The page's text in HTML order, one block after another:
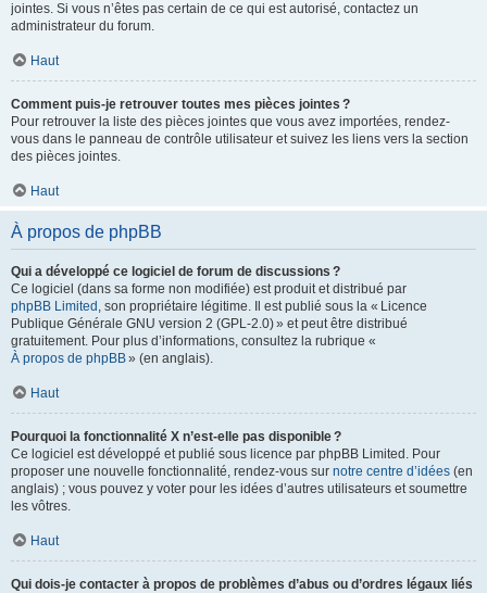
jointes. Si vous n’êtes pas certain de ce qui est autorisé, contactez un
administrateur du forum.
Haut
Comment puis-je retrouver toutes mes pièces jointes ?
Pour retrouver la liste des pièces jointes que vous avez importées, rendez-
vous dans le panneau de contrôle utilisateur et suivez les liens vers la section
des pièces jointes.
Haut
À propos de phpBB
Qui a développé ce logiciel de forum de discussions ?
Ce logiciel (dans sa forme non modifiée) est produit et distribué par
phpBB Limited , son propriétaire légitime. Il est publié sous la « Licence
Publique Générale GNU version 2 (GPL-2.0) » et peut être distribué
gratuitement. Pour plus d’informations, consultez la rubrique «
À propos de phpBB» (en anglais).
Haut
Pourquoi la fonctionnalité X n’est-elle pas disponible ?
Ce logiciel est développé et publié sous licence par phpBB Limited. Pour
proposer une nouvelle fonctionnalité, rendez-vous sur notre centre d’idées (en
anglais) ; vous pouvez y voter pour les idées d’autres utilisateurs et soumettre
les vôtres.
Haut
Qui dois-je contacter à propos de problèmes d’abus ou d’ordres légaux liés